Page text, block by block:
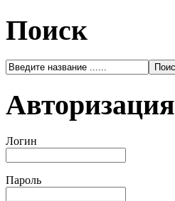
Поиск
Авторизация
Логин
Пароль